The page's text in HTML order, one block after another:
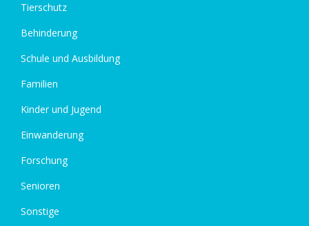
Tierschutz
Behinderung
Schule und Ausbildung
Familien
Kinder und Jugend
Einwanderung
Forschung
Senioren
Sonstige